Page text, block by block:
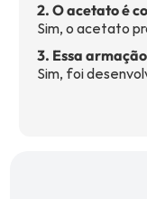
2. O acetato é
Sim, o acetato
3. Essa
Sim, foi